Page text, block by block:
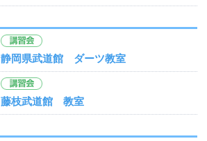
静岡県武道館 ダーツ教室
藤枝武道館 教室